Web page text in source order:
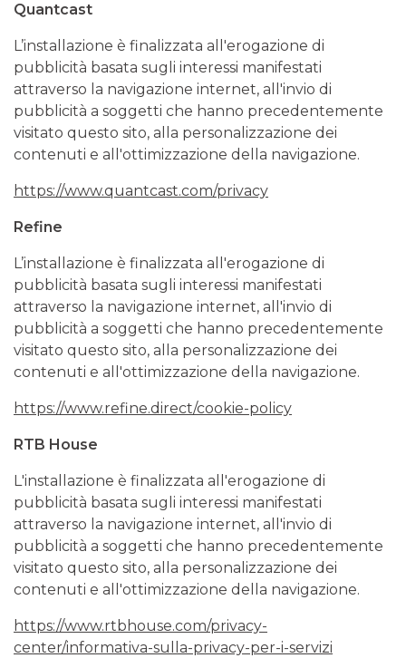
Quantcast
L’installazione è finalizzata all'erogazione di
pubblicità basata sugli interessi manifestati
attraverso la navigazione internet, all'invio di
pubblicità a soggetti che hanno precedentemente
visitato questo sito, alla personalizzazione dei
contenuti e all'ottimizzazione della navigazione.
https://www.quantcast.com/privacy
Refine
L’installazione è finalizzata all'erogazione di
pubblicità basata sugli interessi manifestati
attraverso la navigazione internet, all'invio di
pubblicità a soggetti che hanno precedentemente
visitato questo sito, alla personalizzazione dei
contenuti e all'ottimizzazione della navigazione.
https://www.refine.direct/cookie-policy
RTB House
L'installazione è finalizzata all'erogazione di
pubblicità basata sugli interessi manifestati
attraverso la navigazione internet, all'invio di
pubblicità a soggetti che hanno precedentemente
visitato questo sito, alla personalizzazione dei
contenuti e all'ottimizzazione della navigazione.
https://www.rtbhouse.com/privacy-
center/informativa-sulla-privacy-per-i-servizi